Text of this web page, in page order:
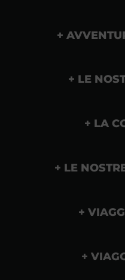
LE
LA
LE